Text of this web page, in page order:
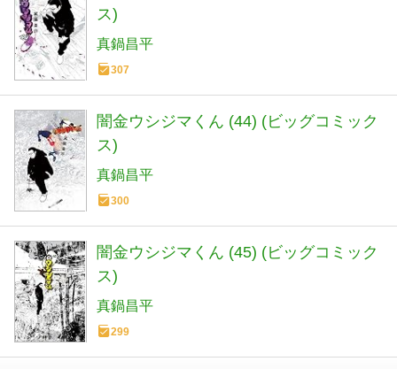
ス)
真鍋昌平
307
闇金ウシジマくん (44) (ビッグコミック
ス)
真鍋昌平
300
闇金ウシジマくん (45) (ビッグコミック
ス)
真鍋昌平
299